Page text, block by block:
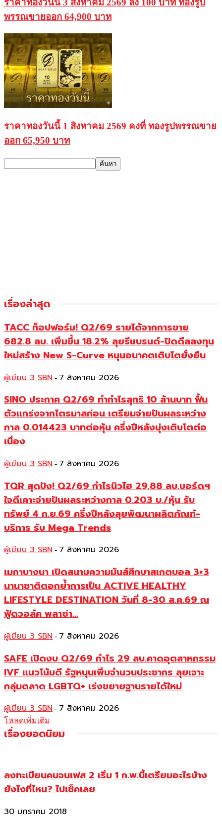
ราคาทองวันนี้ 3 สิงหาคม 2569 ลง 100 บาท ทองรูป
พรรณขายออก 64,900 บาท
ราคาทองวันนี้ 1 สิงหาคม 2569 คงที่ ทองรูปพรรณขาย
ออก 65,950 บาท
เรื่องล่าสุด
TACC ท็อปฟอร์ม! Q2/69 รายได้จากการขาย
682.8 ลบ. เพิ่มขึ้น 18.2% ลุยรีแบรนด์-ปิดดีลลงทุน
ใหม่สร้าง New S-Curve หนุนอนาคตเติบโตยั่งยืน
ผู้เขียน 3 SBN - 7 สิงหาคม 2026
SINO ประกาศ Q2/69 ทำกำไรสุทธิ 10 ล้านบาท ฟื้น
ตัวแกร่งจากไตรมาสก่อน เตรียมจ่ายปันผลระหว่าง
กาล 0.014423 บาทต่อหุ้น ครึ่งปีหลังมุ่งเติบโตต่อ
เนื่อง
ผู้เขียน 3 SBN - 7 สิงหาคม 2026
TQR สุดปัง! Q2/69 กำไรนิวไฮ 29.88 ลบ.บอร์ดฯ
ใจดีเคาะจ่ายปันผลระหว่างกาล 0.203 บ./หุ้น รับ
ทรัพย์ 4 ก.ย.69 ครึ่งปีหลังลุยพัฒนาผลิตภัณฑ์-
บริการ รับ Mega Trends
ผู้เขียน 3 SBN - 7 สิงหาคม 2026
เมกาบางนา เปิดสนามความมันส์ศึกบาสเกตบอล 3×3
นานาชาติตอกย้ำการเป็น ACTIVE HEALTHY
LIFESTYLE DESTINATION วันที่ 8-30 ส.ค.69 ณ
ฟู้ดวอล์ค พลาซ่า...
ผู้เขียน 3 SBN - 7 สิงหาคม 2026
SAFE เปิดงบ Q2/69 กำไร 29 ลบ.คาดอุตสาหกรรม
IVF แนวโน้มดี รัฐหนุนเพิ่มจำนวนประชากร ลุยเจาะ
กลุ่มตลาด LGBTQ+ เร่งขยายฐานรายได้ใหม่
ผู้เขียน 3 SBN - 7 สิงหาคม 2026
โหลดเพิ่มเติม
เรื่องยอดนิยม
ลงทะเบียนคนจนเฟส 2 เริ่ม 1 ก.พ.นี้เตรียมอะไรบ้าง
ยังไงที่ไหน? ไปเช็คเลย
30 มกราคม 2018